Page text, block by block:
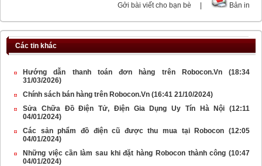
Gởi bài viết cho bạn bè Bản in
Các tin khác
Hướng dẫn thanh toán đơn hàng trên Robocon.Vn(18:34
31/03/2026)
Chính sách bán hàng trên Robocon.Vn (16:41 21/10/2024)
Sửa Chữa Đồ Điện Tử, Điện Gia Dụng Uy Tín Hà Nội (12:11
04/01/2024)
Các sản phẩm đồ điện cũ được thu mua tại Robocon (12:05
04/01/2024)
Những việc cần làm sau khi đặt hàng Robocon thành công (10:47
04/01/2024)